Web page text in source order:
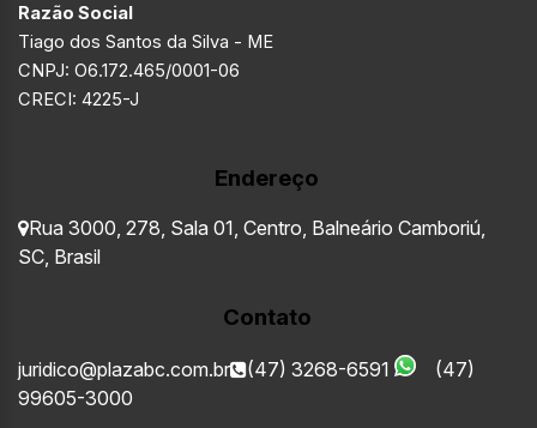
Razão Social
Tiago dos Santos da Silva - ME
CNPJ: O6.172.465/0001-06
CRECI: 4225-J
Endereço
Rua 3000 278 Sala 01 Centro Balneário Camboriú
SC Brasil
Contato
juridico@plazabc.com.br (47) 3268-6591
(47)
99605-3000